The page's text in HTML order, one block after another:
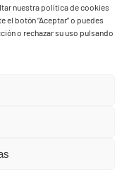
nuestra política de cookies
el botón “Aceptar” o puedes
o rechazar su uso pulsando
Yaiza - Todos los